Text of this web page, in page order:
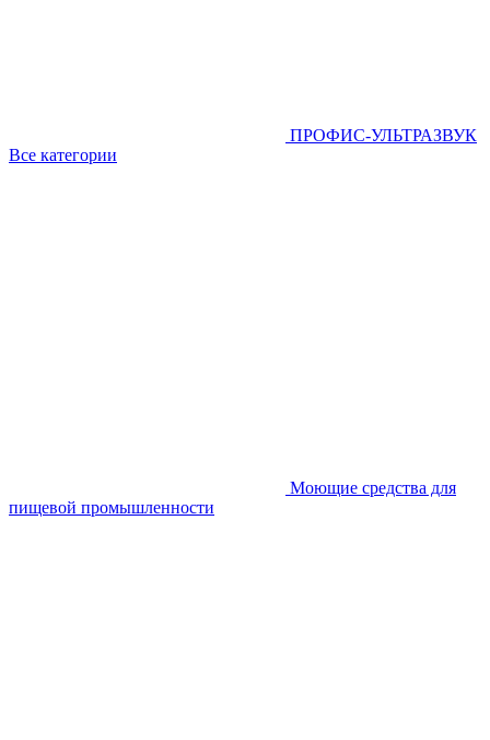
ПРОФИС-УЛЬТРАЗВУК
Все категории
Моющие средства для
пищевой промышленности